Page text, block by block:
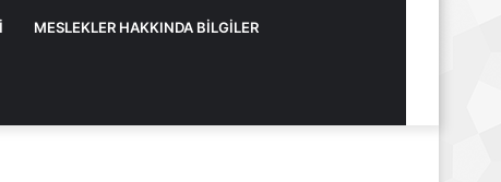
MESLEKLER HAKKINDA BİLGİLER